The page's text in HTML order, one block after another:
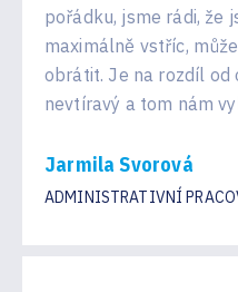
pořádku, jsme rádi, že
maximálně vstříc,
obrátit. Je na rozdíl od
nevtíravý a tom nám
Jarmila Svorová
ADMINISTRATIVNÍ